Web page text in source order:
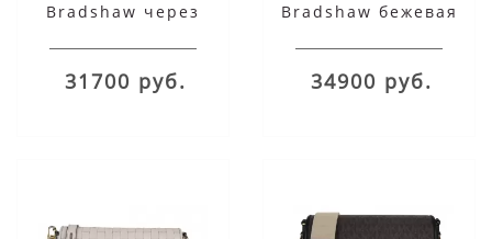
Bradshaw через
31700 руб.
Bradshaw бежевая
34900 руб.